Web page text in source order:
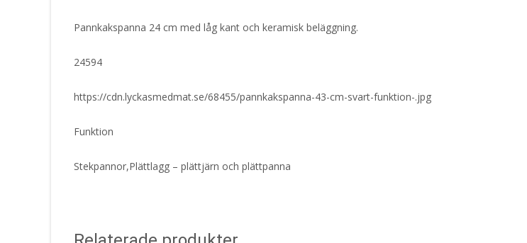
Pannkakspanna 24 cm med låg kant och keramisk beläggning.
24594
https://cdn.lyckasmedmat.se/68455/pannkakspanna-43-cm-svart-funktion-.jpg
Funktion
Stekpannor,Plättlagg – plättjärn och plättpanna